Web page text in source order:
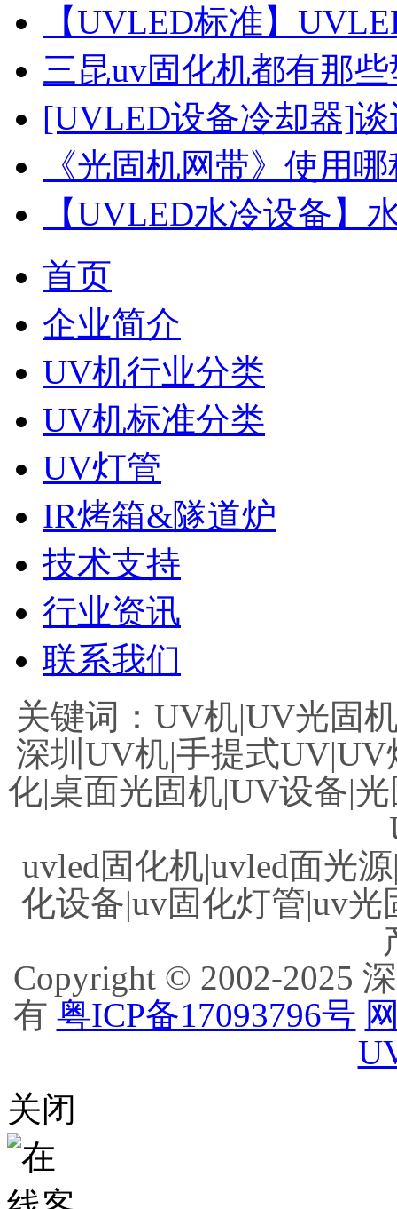
【UVLED标准】
三昆uv固化机都有那
[UVLED设备冷却器]
《光固机网带》使用
【UVLED水冷设备】
首页
企业简介
UV机行业分类
UV机标准分类
UV灯管
IR烤箱&隧道炉
技术支持
行业资讯
联系我们
关键词：UV机|UV光固
深圳UV机|手提式
化|桌面光固机|UV设备|
uvled固化机|uvled面光
化设备|uv固化灯管|uv
Copyright © 2002-2025
有 粤ICP备17093796号
关闭